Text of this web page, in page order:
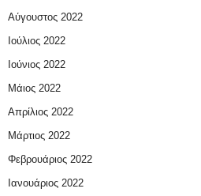
Αύγουστος 2022
Ιούλιος 2022
Ιούνιος 2022
Μάιος 2022
Απρίλιος 2022
Μάρτιος 2022
Φεβρουάριος 2022
Ιανουάριος 2022